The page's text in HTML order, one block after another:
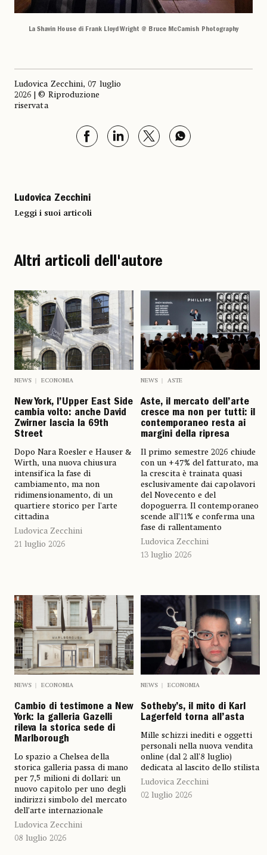
La Shavin House di Frank Lloyd Wright @ Bruce McCamish Photography
Ludovica Zecchini, 07 luglio
2026 | © Riproduzione
riservata
Ludovica Zecchini
Leggi i suoi articoli
Altri articoli dell'autore
NEWS ECONOMIA
New York, l’Upper East Side
cambia volto: anche David
Zwirner lascia la 69th
Street
Dopo Nara Roesler e Hauser &
Wirth, una nuova chiusura
intensifica la fase di
cambiamento, ma non
ridimensionamento, di un
quartiere storico per l'arte
cittadina
Ludovica Zecchini
21 luglio 2026
NEWS ASTE
Aste, il mercato dell’arte
cresce ma non per tutti: il
contemporaneo resta ai
margini della ripresa
Il primo semestre 2026 chiude
con un +47% del fatturato, ma
la crescita è trainata quasi
esclusivamente dai capolavori
del Novecento e del
dopoguerra. Il contemporaneo
scende all’11% e conferma una
fase di rallentamento
Ludovica Zecchini
13 luglio 2026
NEWS ECONOMIA
Cambio di testimone a New
York: la galleria Gazelli
rileva la storica sede di
Marlborough
Lo spazio a Chelsea della
storica galleria passa di mano
per 7,5 milioni di dollari: un
nuovo capitolo per uno degli
indirizzi simbolo del mercato
dell’arte internazionale
Ludovica Zecchini
08 luglio 2026
NEWS ECONOMIA
Sotheby’s, il mito di Karl
Lagerfeld torna all’asta
Mille schizzi inediti e oggetti
personali nella nuova vendita
online (dal 2 all'8 luglio)
dedicata al lascito dello stilista
Ludovica Zecchini
02 luglio 2026